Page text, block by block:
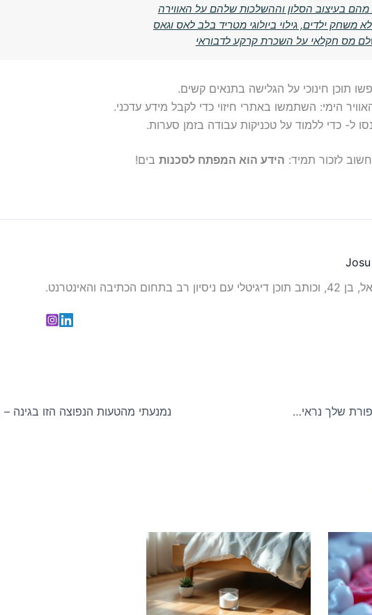
מהם בעיצוב הסלון וההשלכות שלהם על האווירה
משחק ילדים, גילוי ביולוגי מטריד בלב לאס וגאס
מס חקלאי על השכרת קרקע לדבוראי
תוכן חינוכי על הגלישה בתנאים קשים.
הימי: השתמשו באתרי חיזוי כדי לקבל מידע עדכני.
ל- כדי ללמוד על טכניקות עבודה בזמן סערות.
לזכור תמיד: הידע הוא המפתח לסכנות בים!
רב בתחום הכתיבה והאינטרנט.
מעצב שיער חושף למה התספורת שלך נראית טוב יותר אחרי כמה שבועות